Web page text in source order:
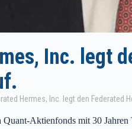
Inc. legt
Aktienfonds mit 30 Jahren